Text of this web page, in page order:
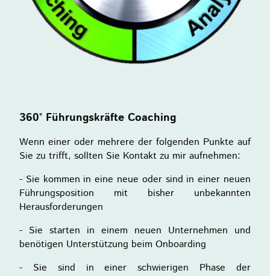
360° Führungskräfte Coaching
Wenn einer oder mehrere der folgenden Punkte auf
Sie zu trifft, sollten Sie Kontakt zu mir aufnehmen:
- Sie kommen in eine neue oder sind in einer neuen
Führungsposition mit bisher unbekannten
Herausforderungen
- Sie starten in einem neuen Unternehmen und
benötigen Unterstützung beim Onboarding
- Sie sind in einer schwierigen Phase der